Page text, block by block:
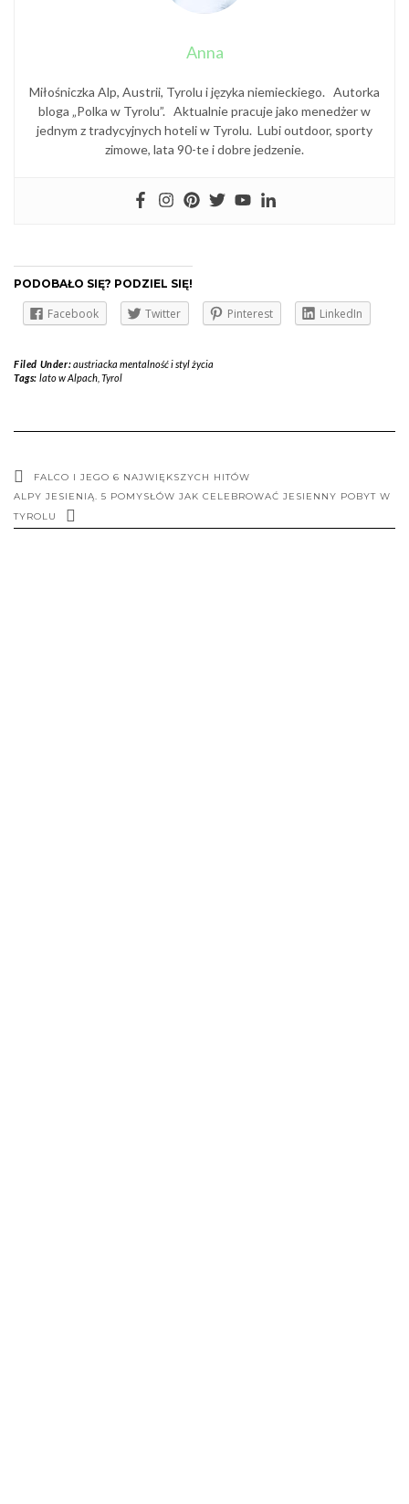
Anna
Miłośniczka Alp, Austrii, Tyrolu i języka niemieckiego. Autorka
bloga „Polka w Tyrolu”. Aktualnie pracuje jako menedżer w
jednym z tradycyjnych hoteli w Tyrolu. Lubi outdoor, sporty
zimowe, lata 90-te i dobre jedzenie.
PODOBAŁO SIĘ? PODZIEL SIĘ!
Facebook Twitter Pinterest LinkedIn
Filed Under:austriacka mentalność i styl życia
Tags: lato w Alpach, Tyrol
FALCO I JEGO 6 NAJWIĘKSZYCH HITÓW
ALPY JESIENIĄ. 5 POMYSŁÓW JAK CELEBROWAĆ JESIENNY POBYT W
TYROLU